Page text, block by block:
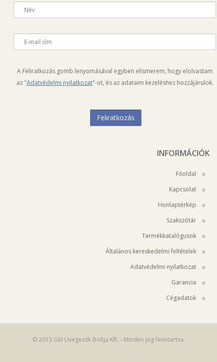
Név
E-mail cím
A Feliratkozás gomb lenyomásával egyben elismerem, hogy elolvastam
az "Adatvédelmi nyilatkozat"-ot, és az adataim kezeléshez hozzájárulok.
INFORMÁCIÓK
Főoldal
Kapcsolat
Honlaptérkép
Szakszótár
Termékkatalógusok
Általános kereskedelmi feltételek
Adatvédelmi nyilatkozat
Garancia
Cégadatok
© 2015 GM Üvegezők Boltja Kft. - Minden jog fenntartva.